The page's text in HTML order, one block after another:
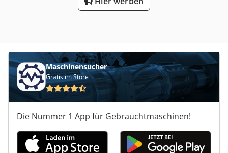
Maschinensucher
Gratis im Store
Die Nummer 1 App für Gebrauchtmaschinen!